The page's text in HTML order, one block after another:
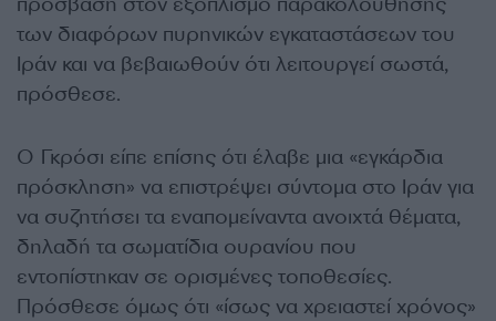
των διαφόρων πυρηνικών εγκαταστάσεων του
Ιράν και να βεβαιωθούν ότι λειτουργεί σωστά,
πρόσθεσε.
Ο Γκρόσι είπε επίσης ότι έλαβε μια «εγκάρδια
πρόσκληση» να επιστρέψει σύντομα στο Ιράν για
να συζητήσει τα εναπομείναντα ανοιχτά θέματα,
δηλαδή τα σωματίδια ουρανίου που
εντοπίστηκαν σε ορισμένες τοποθεσίες.
Πρόσθεσε όμως ότι «ίσως να χρειαστεί χρόνος»